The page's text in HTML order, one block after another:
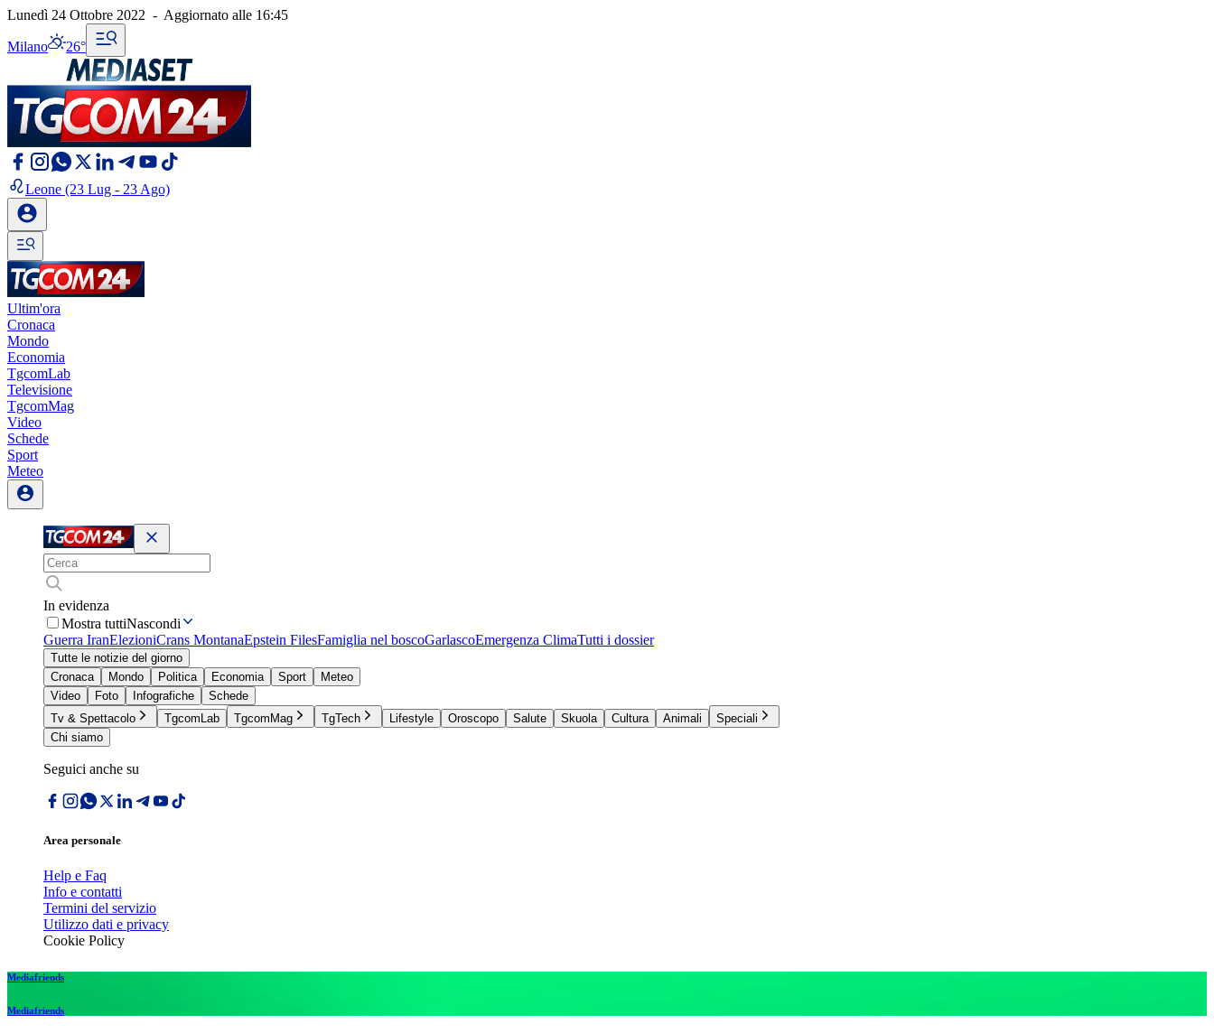
Lunedì 24 Ottobre 2022 - Aggiornato alle 16:45
Milano 26°
Leone (23 Lug - 23 Ago)
Ultim'ora
Cronaca
Mondo
Economia
TgcomLab
Televisione
TgcomMag
Video
Schede
Sport
Meteo
In evidenza
Mostra tuttiNascondi
Guerra IranElezioniCrans MontanaEpstein FilesFamiglia nel boscoGarlascoEmergenza ClimaTutti i dossier
Tutte le notizie del giorno
Cronaca
Mondo Politica Economia Sport
Meteo
Video
Foto Infografiche
Schede
Tv & Spettacolo
TgcomLab TgcomMag TgTech Lifestyle Oroscopo Salute Skuola Cultura Animali
Speciali
Chi siamo
Seguici anche su
Area personale
Help e Faq
Info e contatti
Termini del servizio
Utilizzo dati e privacy
Cookie Policy
Mediafriends
Mediafriends